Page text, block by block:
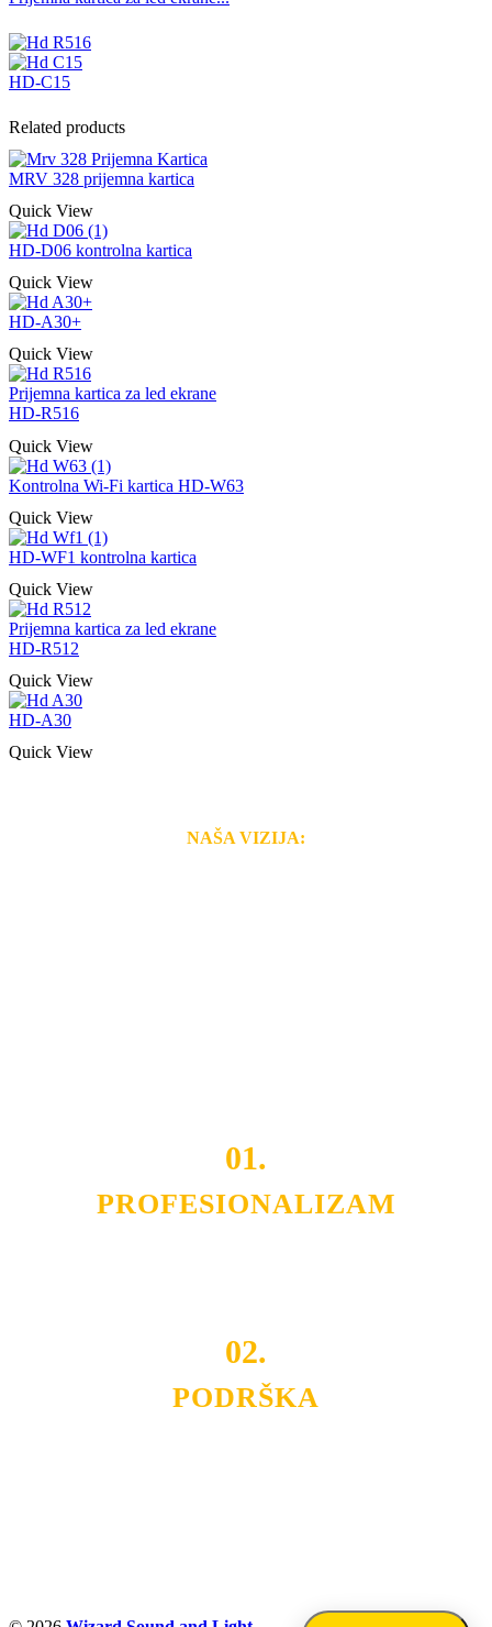
HD-C15
Related products
MRV 328 prijemna kartica
Quick View
HD-D06 kontrolna kartica
Quick View
HD-A30+
Quick View
Prijemna kartica za led ekrane
HD-R516
Quick View
Kontrolna Wi-Fi kartica HD-W63
Quick View
HD-WF1 kontrolna kartica
Quick View
Prijemna kartica za led ekrane
HD-R512
Quick View
HD-A30
Quick View
NAŠA VIZIJA:
01.
PROFESIONALIZAM
02.
PODRŠKA